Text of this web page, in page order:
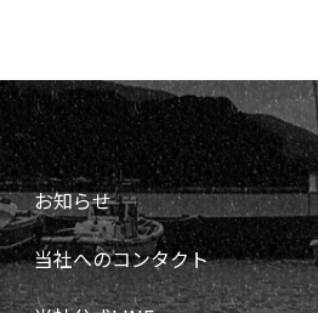
お知らせ
当社へのコンタクト